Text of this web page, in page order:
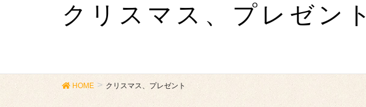
クリスマス、プレゼント
HOME クリスマス、プレゼント